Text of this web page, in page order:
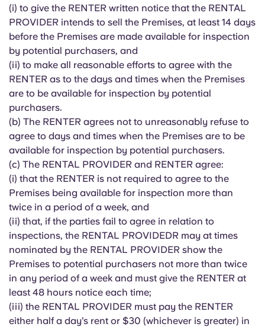
(i) to give the RENTER written notice that the RENTAL
PROVIDER intends to sell the Premises, at least 14 days
before the Premises are made available for inspection
by potential purchasers, and
(ii) to make all reasonable efforts to agree with the
RENTER as to the days and times when the Premises
are to be available for inspection by potential
purchasers.
(b) The RENTER agrees not to unreasonably refuse to
agree to days and times when the Premises are to be
available for inspection by potential purchasers.
(c) The RENTAL PROVIDER and RENTER agree:
(i) that the RENTER is not required to agree to the
Premises being available for inspection more than
twice in a period of a week, and
(ii) that, if the parties fail to agree in relation to
inspections, the RENTAL PROVIDEDR may at times
nominated by the RENTAL PROVIDER show the
Premises to potential purchasers not more than twice
in any period of a week and must give the RENTER at
least 48 hours notice each time;
(iii) the RENTAL PROVIDER must pay the RENTER
either half a day’s rent or $30 (whichever is greater) in